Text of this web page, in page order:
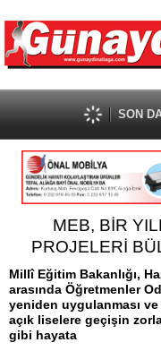
SON
MEB, BİR
PROJELERİ
Millî Eğitim Bakanlığı,
arasında Öğretmenler
yeniden uygulanması ve
açık liselere geçişin
gibi hayata